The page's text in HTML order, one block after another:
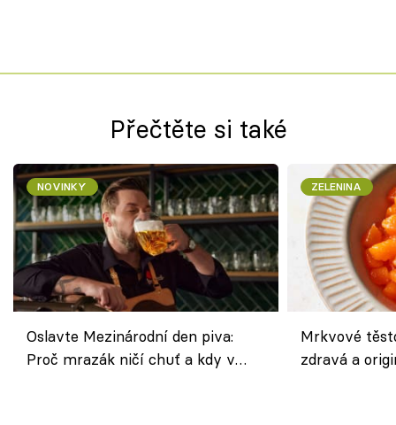
Přečtěte si také
NOVINKY
Oslavte Mezinárodní den piva:
Proč mrazák ničí chuť a kdy v
ZELENINA
Mrkvové
zdravá a